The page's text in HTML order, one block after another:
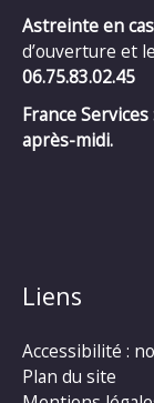
Astreinte en
d’ouverture et
06.75.83.02.45
France
après-midi.
Liens
Accessibilité :
Plan du site